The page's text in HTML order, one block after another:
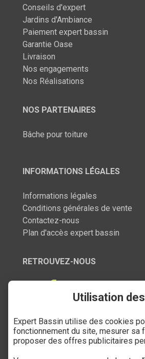
Conseils d'expert
Jardins d'Ambiance
Paiement expert bassin
Garantie Oase
Livraison
Nos engagements
Nos Réalisations
NOS PARTENAIRES
Bâche pour toiture
INFORMATIONS LÉGALES
Informations légales
Conditions générales de vente
Contactez-nous
Plan d'accès expert bassin
RETROUVEZ-NOUS
SERVICE CLIENT
03 27 89 21 52
Utilisation
Expert Bassin utilise des cookies
fonctionnement du site, mesurer sa
proposer des offres publicitaires